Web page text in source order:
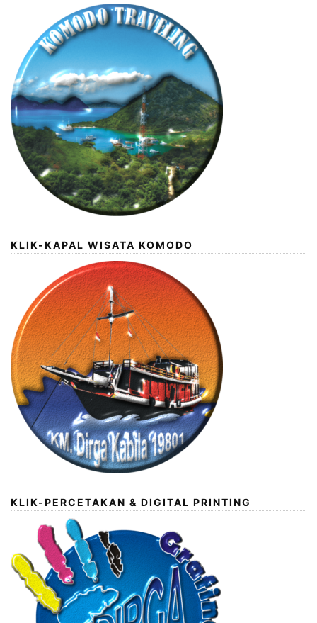
KLIK-KAPAL WISATA KOMODO
KLIK-PERCETAKAN & DIGITAL PRINTING